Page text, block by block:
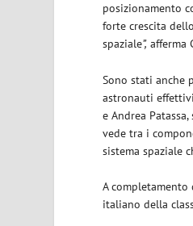
posizionamento
forte crescita
spaziale”, afferma
Sono stati
astronauti
e Andrea
vede tra i
sistema spaziale
A
italiano della